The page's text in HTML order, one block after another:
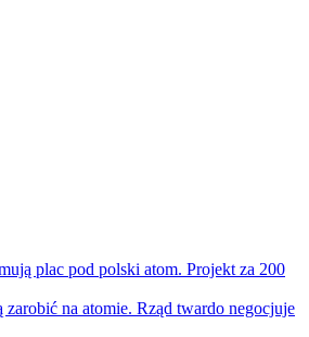
plac pod polski atom. Projekt za 200
na atomie. Rząd twardo negocjuje